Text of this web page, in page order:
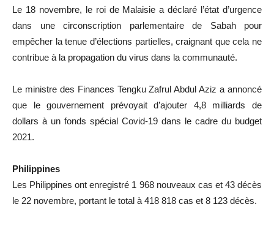
Le 18 novembre, le roi de Malaisie a déclaré l’état d’urgence
dans une circonscription parlementaire de Sabah pour
empêcher la tenue d’élections partielles, craignant que cela ne
contribue à la propagation du virus dans la communauté.
Le ministre des Finances Tengku Zafrul Abdul Aziz a annoncé
que le gouvernement prévoyait d’ajouter 4,8 milliards de
dollars à un fonds spécial Covid-19 dans le cadre du budget
2021.
Philippines
Les Philippines ont enregistré 1 968 nouveaux cas et 43 décès
le 22 novembre, portant le total à 418 818 cas et 8 123 décès.